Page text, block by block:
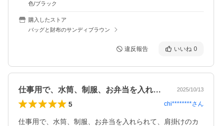
色/ブラック
購入したストア
バッグと財布のサンディブラウン
違反報告 いいね 0
仕事用で、水筒、制服、お弁当を入れられ… 2025/10/13
5 chi********さん
仕事用で、水筒、制服、お弁当を入れられて、肩掛けのカ